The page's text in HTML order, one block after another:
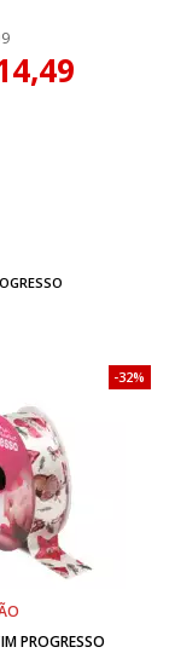
PROGRESSO
32%